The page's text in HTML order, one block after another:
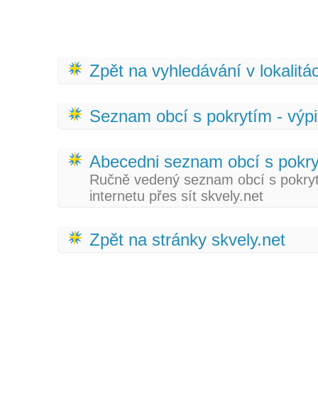
Zpět na vyhledávání v
Seznam obcí s pokrytím -
Abecedni seznam obcí s
Ručně vedený seznam obcí s
internetu přes sít skvely.net
Zpět na stránky skvely.net